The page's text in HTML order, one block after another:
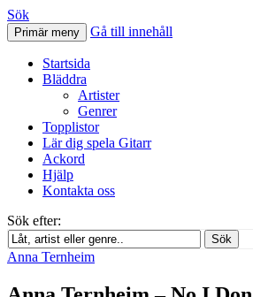
Svenskatabs.se
Sök
Primär meny Gå till innehåll
Startsida
Bläddra
Artister
Genrer
Topplistor
Lär dig spela Gitarr
Ackord
Hjälp
Kontakta oss
Sök efter:
Sök
Anna Ternheim